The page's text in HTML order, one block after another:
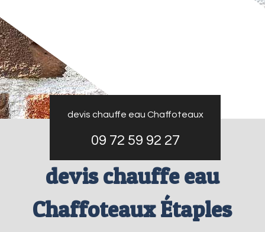
devis chauffe eau Chaffoteaux
09 72 59 92 27
devis chauffe eau
Chaffoteaux Étaples